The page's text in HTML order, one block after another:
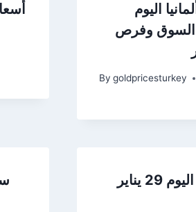
اليوم
السوق وفرص
By goldpricesturkey
سعر الذهب في تركيا اليوم 29 يناير